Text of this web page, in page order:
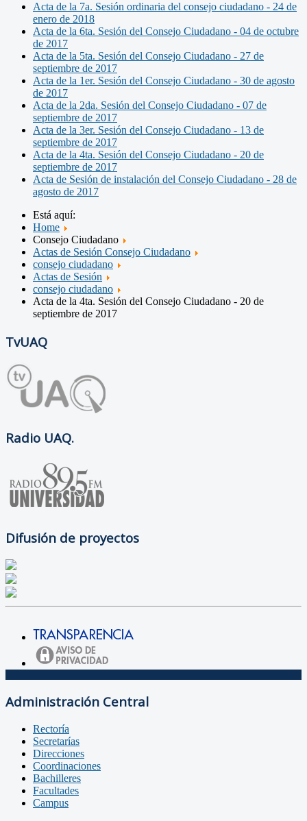
Acta de la 7a. Sesión ordinaria del consejo ciudadano - 24 de
enero de 2018
Acta de la 6ta. Sesión del Consejo Ciudadano - 04 de octubre
de 2017
Acta de la 5ta. Sesión del Consejo Ciudadano - 27 de
septiembre de 2017
Acta de la 1er. Sesión del Consejo Ciudadano - 30 de agosto
de 2017
Acta de la 2da. Sesión del Consejo Ciudadano - 07 de
septiembre de 2017
Acta de la 3er. Sesión del Consejo Ciudadano - 13 de
septiembre de 2017
Acta de la 4ta. Sesión del Consejo Ciudadano - 20 de
septiembre de 2017
Acta de Sesión de instalación del Consejo Ciudadano - 28 de
agosto de 2017
Está aquí:
Home
Consejo Ciudadano
Actas de Sesión Consejo Ciudadano
consejo ciudadano
Actas de Sesión
consejo ciudadano
Acta de la 4ta. Sesión del Consejo Ciudadano - 20 de
septiembre de 2017
TvUAQ
Radio UAQ.
Difusión de proyectos
Administración Central
Rectoría
Secretarías
Direcciones
Coordinaciones
Bachilleres
Facultades
Campus